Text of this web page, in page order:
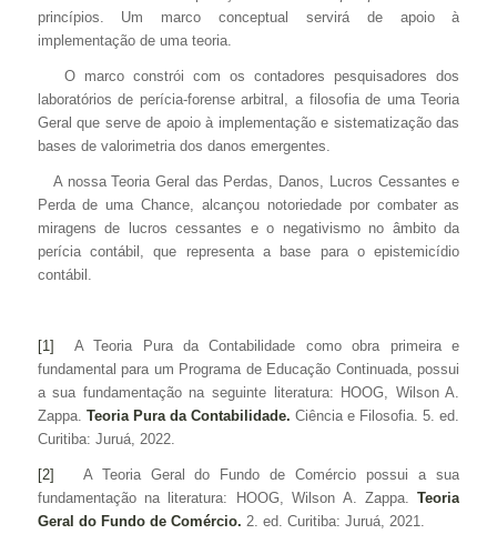
princípios. Um marco conceptual servirá de apoio à
implementação de uma teoria.
O marco constrói com os contadores pesquisadores dos
laboratórios de perícia-forense arbitral, a filosofia de uma Teoria
Geral que serve de apoio à implementação e sistematização das
bases de valorimetria dos danos emergentes.
A nossa Teoria Geral das Perdas, Danos, Lucros Cessantes e
Perda de uma Chance, alcançou notoriedade por combater as
miragens de lucros cessantes e o negativismo no âmbito da
perícia contábil, que representa a base para o epistemicídio
contábil.
[1]
A Teoria Pura da Contabilidade como obra primeira e
fundamental para um Programa de Educação Continuada, possui
a sua fundamentação na seguinte literatura: HOOG, Wilson A.
Zappa. Teoria Pura da Contabilidade.Ciência e Filosofia. 5. ed.
Curitiba: Juruá, 2022.
[2]
A Teoria Geral do Fundo de Comércio possui a sua
fundamentação na literatura: HOOG, Wilson A. Zappa.Teoria
Geral do Fundo de Comércio. 2. ed. Curitiba: Juruá, 2021.